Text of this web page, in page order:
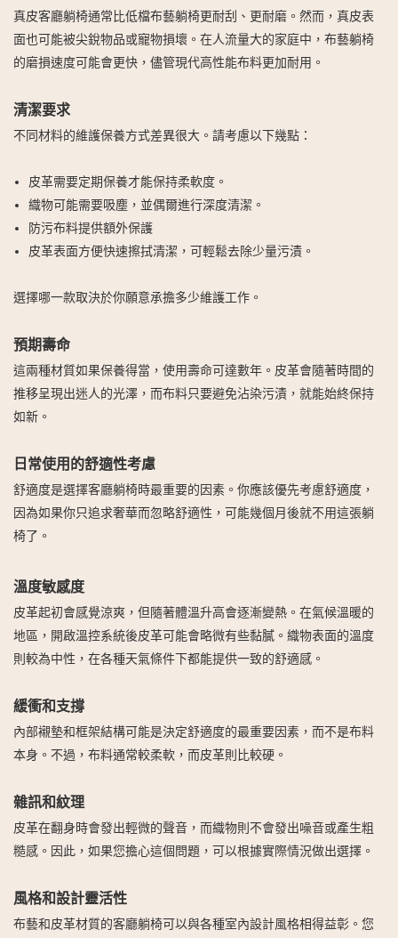
真皮客廳躺椅通常比低檔布藝躺椅更耐刮、更耐磨。然而，真皮表
面也可能被尖銳物品或寵物損壞。在人流量大的家庭中，布藝躺椅
的磨損速度可能會更快，儘管現代高性能布料更加耐用。
清潔要求
不同材料的維護保養方式差異很大。請考慮以下幾點：
皮革需要定期保養才能保持柔軟度。
織物可能需要吸塵，並偶爾進行深度清潔。
防污布料提供額外保護
皮革表面方便快速擦拭清潔，可輕鬆去除少量污漬。
選擇哪一款取決於你願意承擔多少維護工作。
預期壽命
這兩種材質如果保養得當，使用壽命可達數年。皮革會隨著時間的
推移呈現出迷人的光澤，而布料只要避免沾染污漬，就能始終保持
如新。
日常使用的舒適性考慮
舒適度是選擇客廳躺椅時最重要的因素。你應該優先考慮舒適度，
因為如果你只追求奢華而忽略舒適性，可能幾個月後就不用這張躺
椅了。
溫度敏感度
皮革起初會感覺涼爽，但隨著體溫升高會逐漸變熱。在氣候溫暖的
地區，開啟溫控系統後皮革可能會略微有些黏膩。織物表面的溫度
則較為中性，在各種天氣條件下都能提供一致的舒適感。
緩衝和支撐
內部襯墊和框架結構可能是決定舒適度的最重要因素，而不是布料
本身。不過，布料通常較柔軟，而皮革則比較硬。
雜訊和紋理
皮革在翻身時會發出輕微的聲音，而織物則不會發出噪音或產生粗
糙感。因此，如果您擔心這個問題，可以根據實際情況做出選擇。
風格和設計靈活性
布藝和皮革材質的客廳躺椅可以與各種室內設計風格相得益彰。您